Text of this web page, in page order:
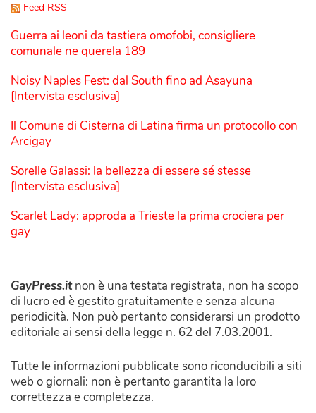
Feed RSS
Guerra ai leoni da tastiera omofobi, consigliere
comunale ne querela 189
Noisy Naples Fest: dal South fino ad Asayuna
[Intervista esclusiva]
Il Comune di Cisterna di Latina firma un protocollo con
Arcigay
Sorelle Galassi: la bellezza di essere sé stesse
[Intervista esclusiva]
Scarlet Lady: approda a Trieste la prima crociera per
gay
GayPress.itnon è una testata registrata, non ha scopo
di lucro ed è gestito gratuitamente e senza alcuna
periodicità. Non può pertanto considerarsi un prodotto
editoriale ai sensi della legge n. 62 del 7.03.2001.
Tutte le informazioni pubblicate sono riconducibili a siti
web o giornali: non è pertanto garantita la loro
correttezza e completezza.